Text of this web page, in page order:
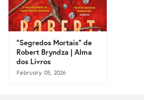
"Segredos Mortais" de
Robert Bryndza | Alma
dos Livros
February 05, 2026